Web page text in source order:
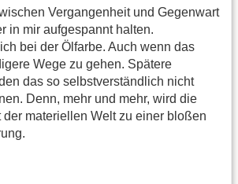
Vergangenheit und Gegenwart
in mir aufgespannt halten.
bei der Ölfarbe. Auch wenn das
Wege zu gehen. Spätere
das so selbstverständlich nicht
Denn, mehr und mehr, wird die
materiellen Welt zu einer bloßen